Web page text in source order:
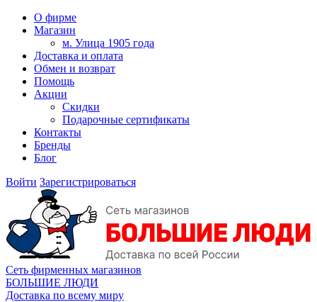
О фирме
Магазин
м. Улица 1905 года
Доставка и оплата
Обмен и возврат
Помощь
Акции
Скидки
Подарочные сертификаты
Контакты
Бренды
Блог
Войти Зарегистрироваться
Сеть фирменных магазинов
БОЛЬШИЕ ЛЮДИ
Доставка по всему миру